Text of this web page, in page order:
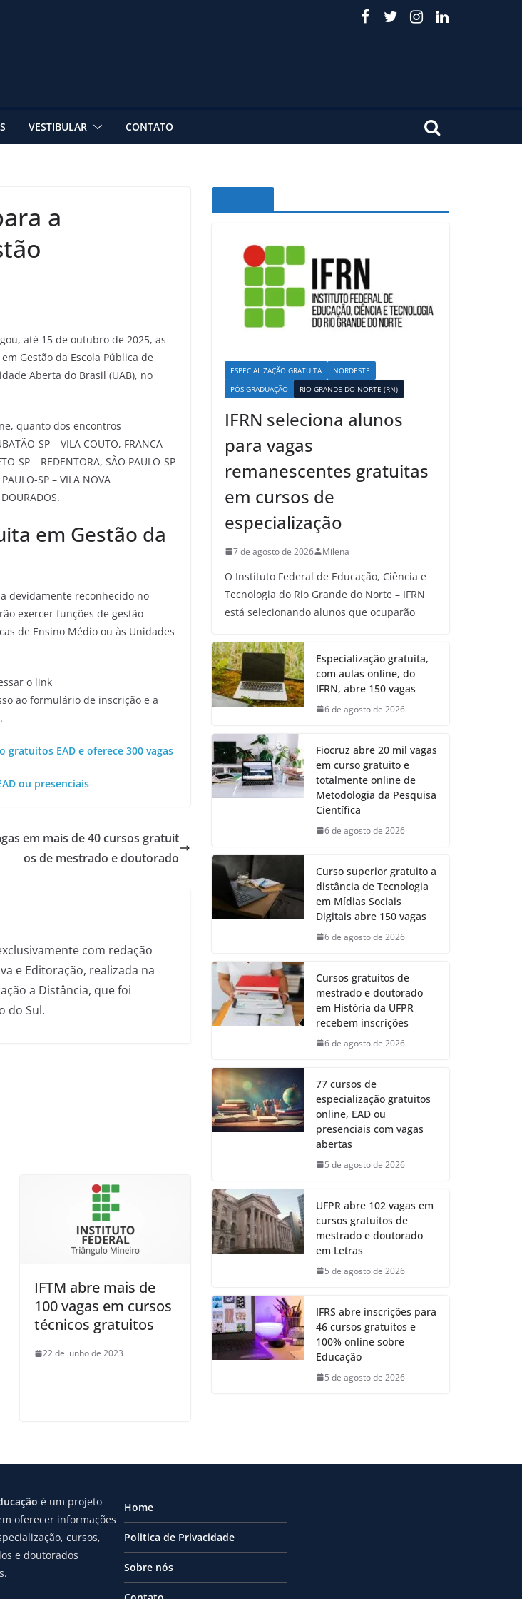
VESTIBULAR CONTATO
a
até 15 de outubro de 2025, as
Gestão da Escola Pública de
Aberta do Brasil (UAB), no
quanto dos encontros
SP – VILA COUTO, FRANCA-
SP – REDENTORA, SÃO PAULO-SP
SP – VILA NOVA
em Gestão da
devidamente reconhecido no
exercer funções de gestão
de Ensino Médio ou às Unidades
o link
ao formulário de inscrição e a
gratuitos EAD e oferece 300 vagas
ou presenciais
em mais de 40 cursos gratuit
os de mestrado e doutorado
com redação
e Editoração, realizada na
a Distância, que foi
do Sul.
IFTM abre mais de
100 vagas em cursos
técnicos gratuitos
22 de junho de 2023
ESPECIALIZAÇÃO GRATUITA
NORDESTE
PÓS-GRADUAÇÃO
RIO GRANDE DO NORTE (RN)
IFRN seleciona alunos
para vagas
remanescentes gratuitas
em cursos de
especialização
7 de agosto de 2026 Milena
O Instituto Federal de Educação, Ciência e
Tecnologia do Rio Grande do Norte – IFRN
está selecionando alunos que ocuparão
Especialização gratuita,
com aulas online, do
IFRN, abre 150 vagas
6 de agosto de 2026
Fiocruz abre 20 mil vagas
em curso gratuito e
totalmente online de
Metodologia da Pesquisa
Científica
6 de agosto de 2026
Curso superior gratuito a
distância de Tecnologia
em Mídias Sociais
Digitais abre 150 vagas
6 de agosto de 2026
Cursos gratuitos de
mestrado e doutorado
em História da UFPR
recebem inscrições
6 de agosto de 2026
77 cursos de
especialização gratuitos
online, EAD ou
presenciais com vagas
abertas
5 de agosto de 2026
UFPR abre 102 vagas em
cursos gratuitos de
mestrado e doutorado
em Letras
5 de agosto de 2026
IFRS abre inscrições para
46 cursos gratuitos e
100% online sobre
Educação
5 de agosto de 2026
é um projeto
oferecer informações
cursos,
e doutorados
Home
Politica de Privacidade
Sobre nós